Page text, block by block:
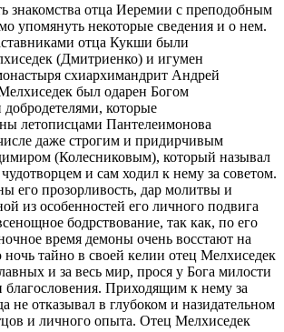
знакомства отца Иеремии с преподобным
упомянуть некоторые сведения и о нем.
отца Кукши были
(Дмитриенко) и игумен
схиархимандрит Андрей
был одарен Богом
которые
летописцами Пантелеимонова
даже строгим и придирчивым
(Колесниковым), который называл
и сам ходил к нему за советом.
его прозорливость, дар молитвы и
из особенностей его личного подвига
бодрствование, так как, по его
время демоны очень восстают на
тайно в своей келии отец Мелхиседек
и за весь мир, прося у Бога милости
благословения. Приходящим к нему за
не отказывал в глубоком и назидательном
и личного опыта. Отец Мелхиседек